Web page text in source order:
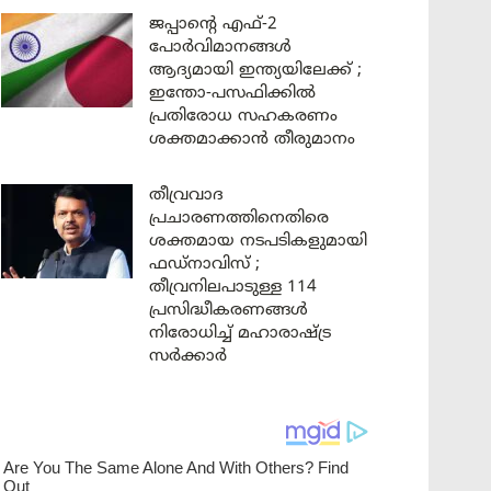
ജപ്പാന്റെ എഫ്-2
പോർവിമാനങ്ങൾ
ആദ്യമായി ഇന്ത്യയിലേക്ക് ;
ഇന്തോ-പസഫിക്കിൽ
പ്രതിരോധ സഹകരണം
ശക്തമാക്കാൻ തീരുമാനം
തീവ്രവാദ
പ്രചാരണത്തിനെതിരെ
ശക്തമായ നടപടികളുമായി
ഫഡ്നാവിസ് ;
തീവ്രനിലപാടുള്ള 114
പ്രസിദ്ധീകരണങ്ങൾ
നിരോധിച്ച് മഹാരാഷ്ട്ര
സർക്കാർ